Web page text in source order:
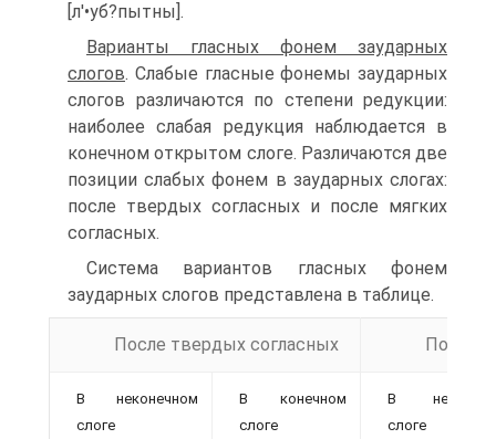
[л'•уб?пытны].
Варианты гласных фонем заударных
слогов. Слабые гласные фонемы заударных
слогов различаются по степени редукции:
наиболее слабая редукция наблюдается в
конечном открытом слоге. Различаются две
позиции слабых фонем в заударных слогах:
после твердых согласных и после мягких
согласных.
Система вариантов гласных фонем
заударных слогов представлена в таблице.
После твердых согласных После
В неконечном
слоге
В конечном
слоге
В
слоге